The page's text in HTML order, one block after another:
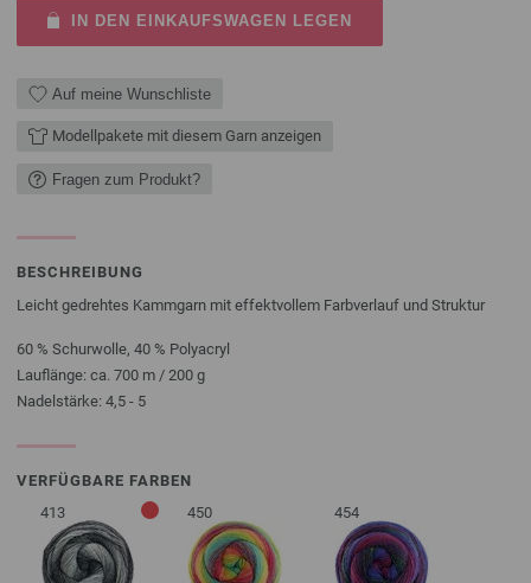
IN DEN EINKAUFSWAGEN LEGEN
Auf meine Wunschliste
Modellpakete mit diesem Garn anzeigen
Fragen zum Produkt?
BESCHREIBUNG
Leicht gedrehtes Kammgarn mit effektvollem Farbverlauf und Struktur
60 % Schurwolle, 40 % Polyacryl
Lauflänge: ca. 700 m / 200 g
Nadelstärke: 4,5 - 5
VERFÜGBARE FARBEN
413
450 454